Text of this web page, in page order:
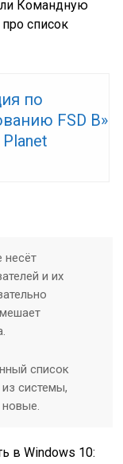
Командную
список
по
FSD В»
несёт
и их
список
системы,
в Windows 10: